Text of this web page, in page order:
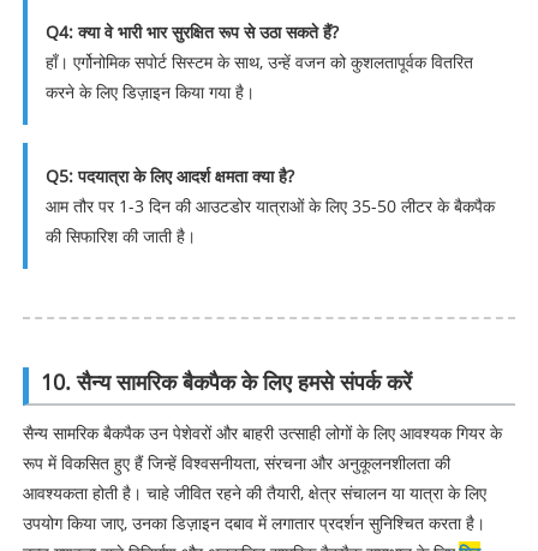
Q4: क्या वे भारी भार सुरक्षित रूप से उठा सकते हैं?
हाँ। एर्गोनोमिक सपोर्ट सिस्टम के साथ, उन्हें वजन को कुशलतापूर्वक वितरित
करने के लिए डिज़ाइन किया गया है।
Q5: पदयात्रा के लिए आदर्श क्षमता क्या है?
आम तौर पर 1-3 दिन की आउटडोर यात्राओं के लिए 35-50 लीटर के बैकपैक
की सिफारिश की जाती है।
10. सैन्य सामरिक बैकपैक के लिए हमसे संपर्क करें
सैन्य सामरिक बैकपैक उन पेशेवरों और बाहरी उत्साही लोगों के लिए आवश्यक गियर के
रूप में विकसित हुए हैं जिन्हें विश्वसनीयता, संरचना और अनुकूलनशीलता की
आवश्यकता होती है। चाहे जीवित रहने की तैयारी, क्षेत्र संचालन या यात्रा के लिए
उपयोग किया जाए, उनका डिज़ाइन दबाव में लगातार प्रदर्शन सुनिश्चित करता है।